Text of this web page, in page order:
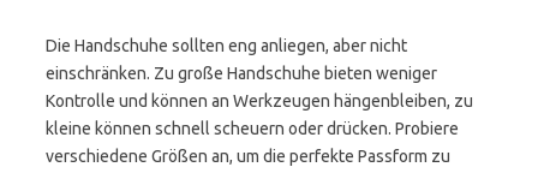
Die Handschuhe sollten eng anliegen, aber nicht
einschränken. Zu große Handschuhe bieten weniger
Kontrolle und können an Werkzeugen hängenbleiben, zu
kleine können schnell scheuern oder drücken. Probiere
verschiedene Größen an, um die perfekte Passform zu